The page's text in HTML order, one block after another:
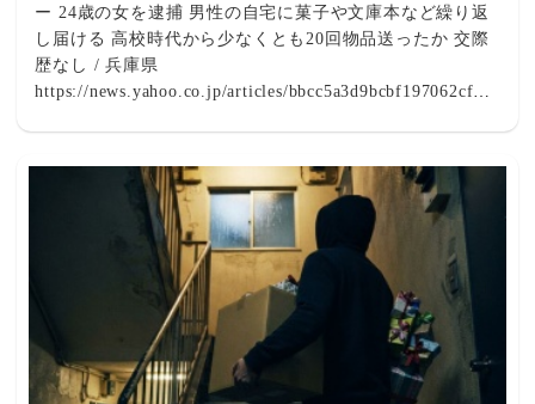
ー 24歳の女を逮捕 男性の自宅に菓子や文庫本など繰り返
し届ける 高校時代から少なくとも20回物品送ったか 交際
歴なし / 兵庫県
https://news.yahoo.co.jp/articles/bbcc5a3d9bcbf197062cf7f9
し届ける 高校時代から少なくとも20回物品送ったか 交際
歴なし / 兵庫県（サンテレビ） - Yahoo!ニュース兵庫県警
尼崎北署は8月5日、恋愛感情を満たす目的で男性の自宅に
押し掛け、菓子や文庫本などを届けたとして、無職の女
（24）を逮捕しました。 女と被害男性は同じ中学に通っ
ていましたが、中学を卒業したあと